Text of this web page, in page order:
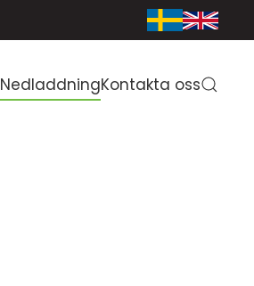
NedladdningKontakta oss